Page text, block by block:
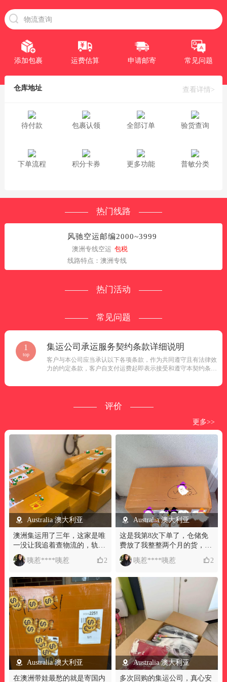
添加包裹 运费估算 申请邮寄 常见问题
仓库地址 查看详情>
待付款 包裹认领 全部订单 验货查询
下单流程 积分卡券 更多功能 普敏分类
热门线路
风驰空运邮编2000~3999
澳洲专线空运包税
线路特点：澳洲专线
热门活动
常见问题
1
top
集运公司承运服务契约条款详细说明
客户与本公司应当承认以下各项条款，作为共同遵守且有法律效
力的约定条款，客户自支付运费起即表示接受和遵守本契约条款
评价
更多>>
Australia 澳大利亚
澳洲集运用了三年，这家是唯
一没让我追着查物流的，轨迹
实时更，清关快不卡壳，全程
零隐形消费
咦惹****咦惹 2
Australia 澳大利亚
这是我第8次下单了，仓储免
费放了我整整两个月的货，等
我凑齐一整箱才发，完全没催
过我，这种不催单的佛系靠谱
惜。
咦惹****咦惹 2
Australia 澳大利亚
在澳洲带娃最愁的就是寄国内
Australia 澳大利亚
多次回购的集运公司，真心安